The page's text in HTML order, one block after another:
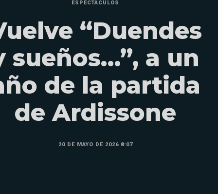
ESPECTÁCULOS
“Duendes
sueños…”, a un
de la partida
de Ardissone
20 DE MAYO DE 2026 8:07